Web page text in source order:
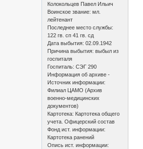
Колокольцев Павел Ильич
Воинское звание: мл.
лейтенант
Последнее место службы:
122 гв. сп 41 гв. сд
Дата выбытия: 02.09.1942
Причина выбытия: выбыл из
госпиталя
Госпиталь: СЭГ 290
Информация об архиве -
Источник информации:
Филиал ЦАМО (Архив
военно-медицинских
документов)
Картотека: Картотека общего
учета. Офицерский состав
Фонд ист. информации:
Картотека ранений
Опись ист. информации: